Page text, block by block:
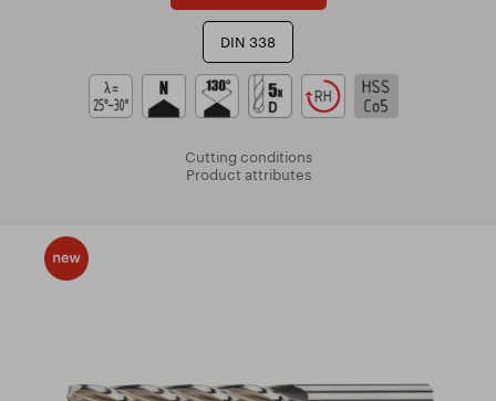
DIN 338
Cutting conditions
Product attributes